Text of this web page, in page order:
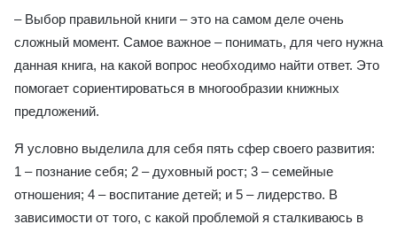
– Выбор правильной книги – это на самом деле очень
сложный момент. Самое важное – понимать, для чего нужна
данная книга, на какой вопрос необходимо найти ответ. Это
помогает сориентироваться в многообразии книжных
предложений.
Я условно выделила для себя пять сфер своего развития:
1 – познание себя; 2 – духовный рост; 3 – семейные
отношения; 4 – воспитание детей; и 5 – лидерство. В
зависимости от того, с какой проблемой я сталкиваюсь в